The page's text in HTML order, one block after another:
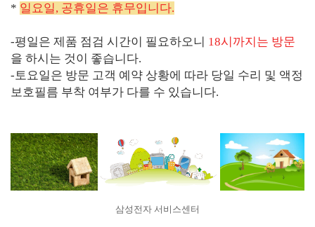
* 일요일, 공휴일은 휴무입니다.
-평일은 제품 점검 시간이 필요하오니 18시까지는 방문
을 하시는 것이 좋습니다.
-토요일은 방문 고객 예약 상황에 따라 당일 수리 및 액정
보호필름 부착 여부가 다를 수 있습니다.
삼성전자 서비스센터